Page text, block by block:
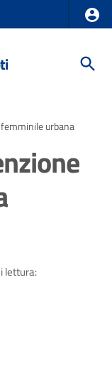
urbana
lettura: